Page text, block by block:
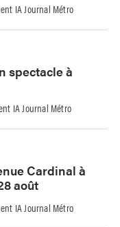
IA Journal Métro
spectacle à
IA Journal Métro
Cardinal à
août
IA Journal Métro